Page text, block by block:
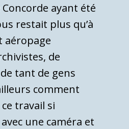
ayant été
restait plus qu’à
aéropage
de
tant de gens
comment
travail si
une caméra et